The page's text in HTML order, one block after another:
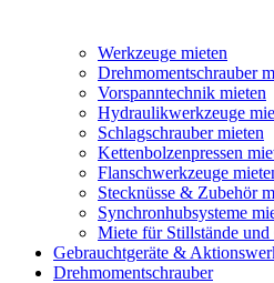
Werkzeuge mieten
Drehmomentschrauber
Vorspanntechnik mieten
Hydraulikwerkzeuge
Schlagschrauber mieten
Kettenbolzenpressen
Flanschwerkzeuge
Stecknüsse & Zubehör
Synchronhubsysteme
Miete für Stillstände
Gebrauchtgeräte &
Drehmomentschrauber